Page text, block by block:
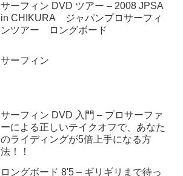
サーフィン DVD ツアー – 2008 JPSA
in CHIKURA ジャパンプロサーフィ
ンツアー ロングボード
サーフィン
サーフィン DVD 入門 – プロサーファ
ーによる正しいテイクオフで、あなた
のライディングが5倍上手になる方
法！！
ロングボード 8'5 – ギリギリまで待っ